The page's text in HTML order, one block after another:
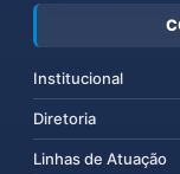
Institucional
Diretoria
Linhas de Atuação